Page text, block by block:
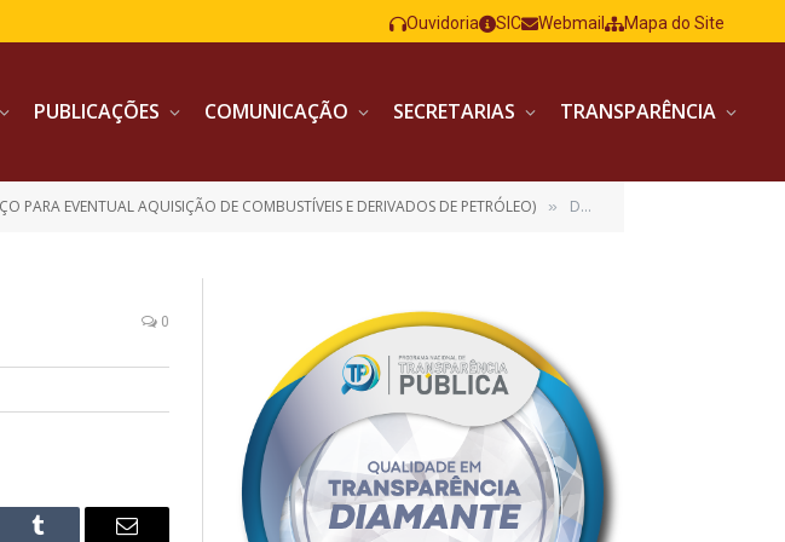
Ouvidoria SIC Webmail Mapa do Site
PUBLICAÇÕES COMUNICAÇÃO SECRETARIAS TRANSPARÊNCIA
PARA EVENTUAL AQUISIÇÃO DE COMBUSTÍVEIS E DERIVADOS DE PETRÓLEO) » DOU RESULTADO 2
0